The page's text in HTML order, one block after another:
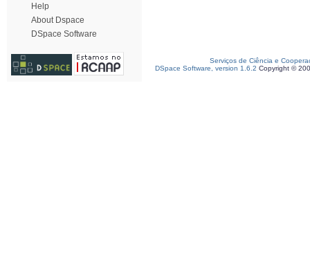
Help
About Dspace
DSpace Software
Serviços de Ciência e
DSpace Software, version 1.6.2 Copyright ©